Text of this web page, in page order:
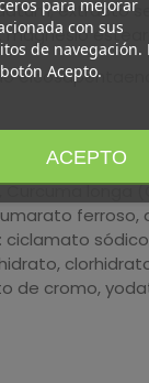
extracto
Zingiber
ferroso,
de cromo,
para mejorar
con sus
de navegación.
Acepto.
ACEPTO